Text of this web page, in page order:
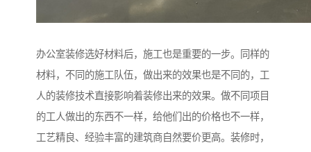
办公室装修选好材料后，施工也是重要的一步。同样的
材料，不同的施工队伍，做出来的效果也是不同的，工
人的装修技术直接影响着装修出来的效果。做不同项目
的工人做出的东西不一样，给他们出的价格也不一样，
工艺精良、经验丰富的建筑商自然要价更高。装修时，